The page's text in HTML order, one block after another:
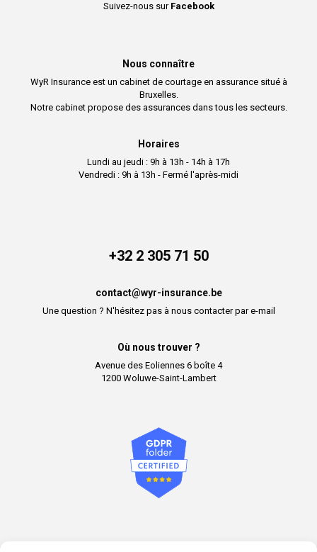
Suivez-nous sur Facebook
Nous connaître
WyR Insurance est un cabinet de courtage en assurance situé à
Bruxelles.
Notre cabinet propose des assurances dans tous les secteurs.
Horaires
Lundi au jeudi : 9h à 13h - 14h à 17h
Vendredi : 9h à 13h - Fermé l'après-midi
+32 2 305 71 50
contact@wyr-insurance.be
Une question ? N'hésitez pas à nous contacter par e-mail
Où nous trouver ?
Avenue des Eoliennes 6 boîte 4
1200 Woluwe-Saint-Lambert